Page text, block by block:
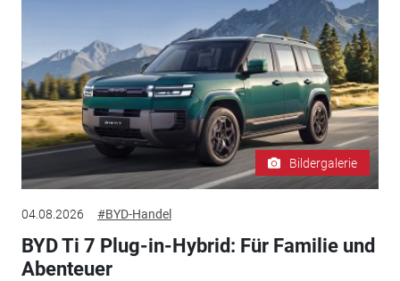
Bildergalerie
04.08.2026 #BYD-Handel
BYD Ti 7 Plug-in-Hybrid: Für Familie und
Abenteuer